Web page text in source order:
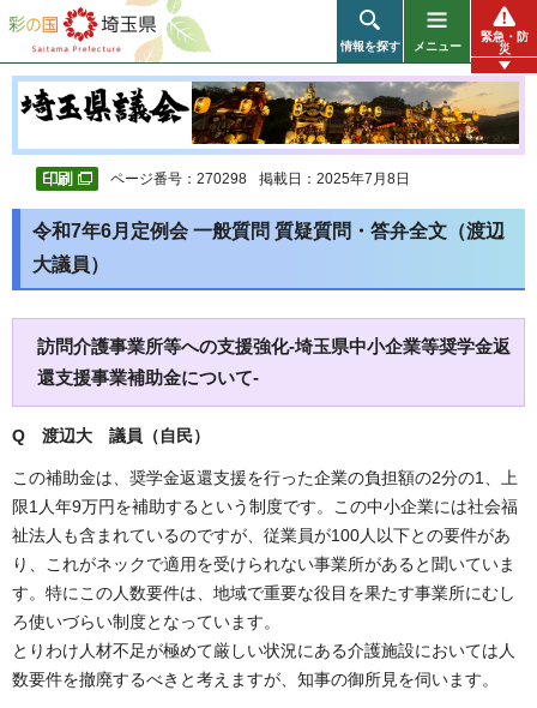
彩の国 埼玉県
情報を探す メニュー
緊急・防
災
ページ番号：270298 掲載日：2025年7月8日
令和7年6月定例会 一般質問 質疑質問・答弁全文（渡辺
大議員）
訪問介護事業所等への支援強化-埼玉県中小企業等奨学金返
還支援事業補助金について-
Q 渡辺大 議員（自民）
この補助金は、奨学金返還支援を行った企業の負担額の2分の1、上
限1人年9万円を補助するという制度です。この中小企業には社会福
祉法人も含まれているのですが、従業員が100人以下との要件があ
り、これがネックで適用を受けられない事業所があると聞いていま
す。特にこの人数要件は、地域で重要な役目を果たす事業所にむし
ろ使いづらい制度となっています。
とりわけ人材不足が極めて厳しい状況にある介護施設においては人
数要件を撤廃するべきと考えますが、知事の御所見を伺います。